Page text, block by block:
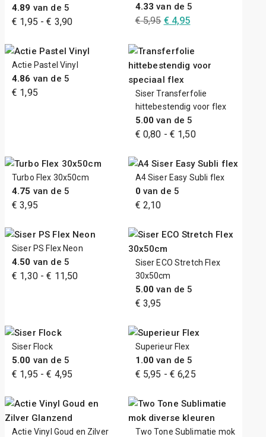
4.89 van de 5
€ 1,95 - € 3,90Prijsklasse:
tot
€ 3,90
4.33 van de 5
€5,95 Oorspronkelijke
was:
€ 5,95.
€4,95Huidige
is:
€ 4,95.
Actie Pastel Vinyl
4.86 van de 5
€ 1,95
Siser Transferfolie
hittebestendig voor flex
5.00 van de 5
€ 0,80 - € 1,50Prijsklasse:
tot
€ 1,50
Turbo Flex 30x50cm
4.75 van de 5
€ 3,95
A4 Siser Easy Subli flex
0van de 5
€ 2,10
Siser PS Flex Neon
4.50 van de 5
€ 1,30 - € 11,50Prijsklasse:
Siser ECO Stretch Flex
30x50cm
5.00 van de 5
€ 3,95
Siser Flock
5.00 van de 5
€ 1,95 - € 4,95
tot
Superieur Flex
1.00 van de 5
€ 5,95 - € 6,25Prijsklasse:
tot
€ 6,25
Actie Vinyl Goud en Zilver Two Tone Sublimatie mok